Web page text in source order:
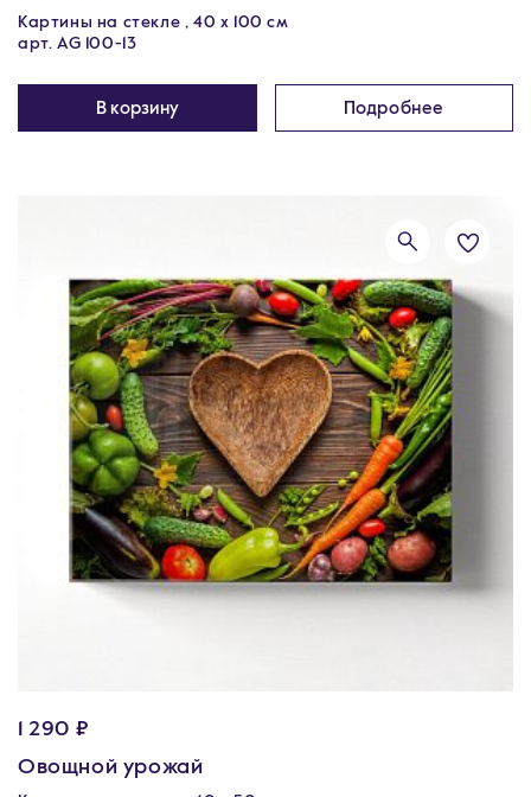
Картины на стекле , 40 x 100 см
арт. AG 100-13
В корзину Подробнее
1 290 ₽
Овощной урожай